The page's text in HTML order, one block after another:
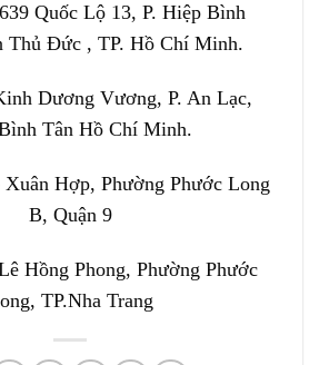
Quốc Lộ 13, P. Hiệp Bình
Thủ Đức , TP. Hồ Chí Minh.
Dương Vương, P. An Lạc,
Tân Hồ Chí Minh.
Hợp, Phường Phước Long
B, Quận 9
Hồng Phong, Phường Phước
TP.Nha Trang